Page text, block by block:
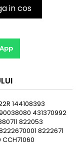
in cos
144108393
431370992
822053
8222671